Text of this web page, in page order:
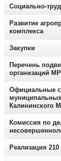
Социально-
Развитие
комплекса
Закупки
Перечень
организаций МР
Официальные
Калининского
Комиссия по
Реализация 210